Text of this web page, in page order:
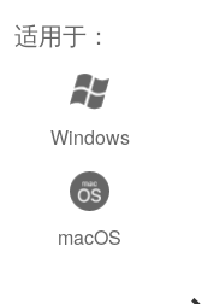
适用于：
Windows
macOS